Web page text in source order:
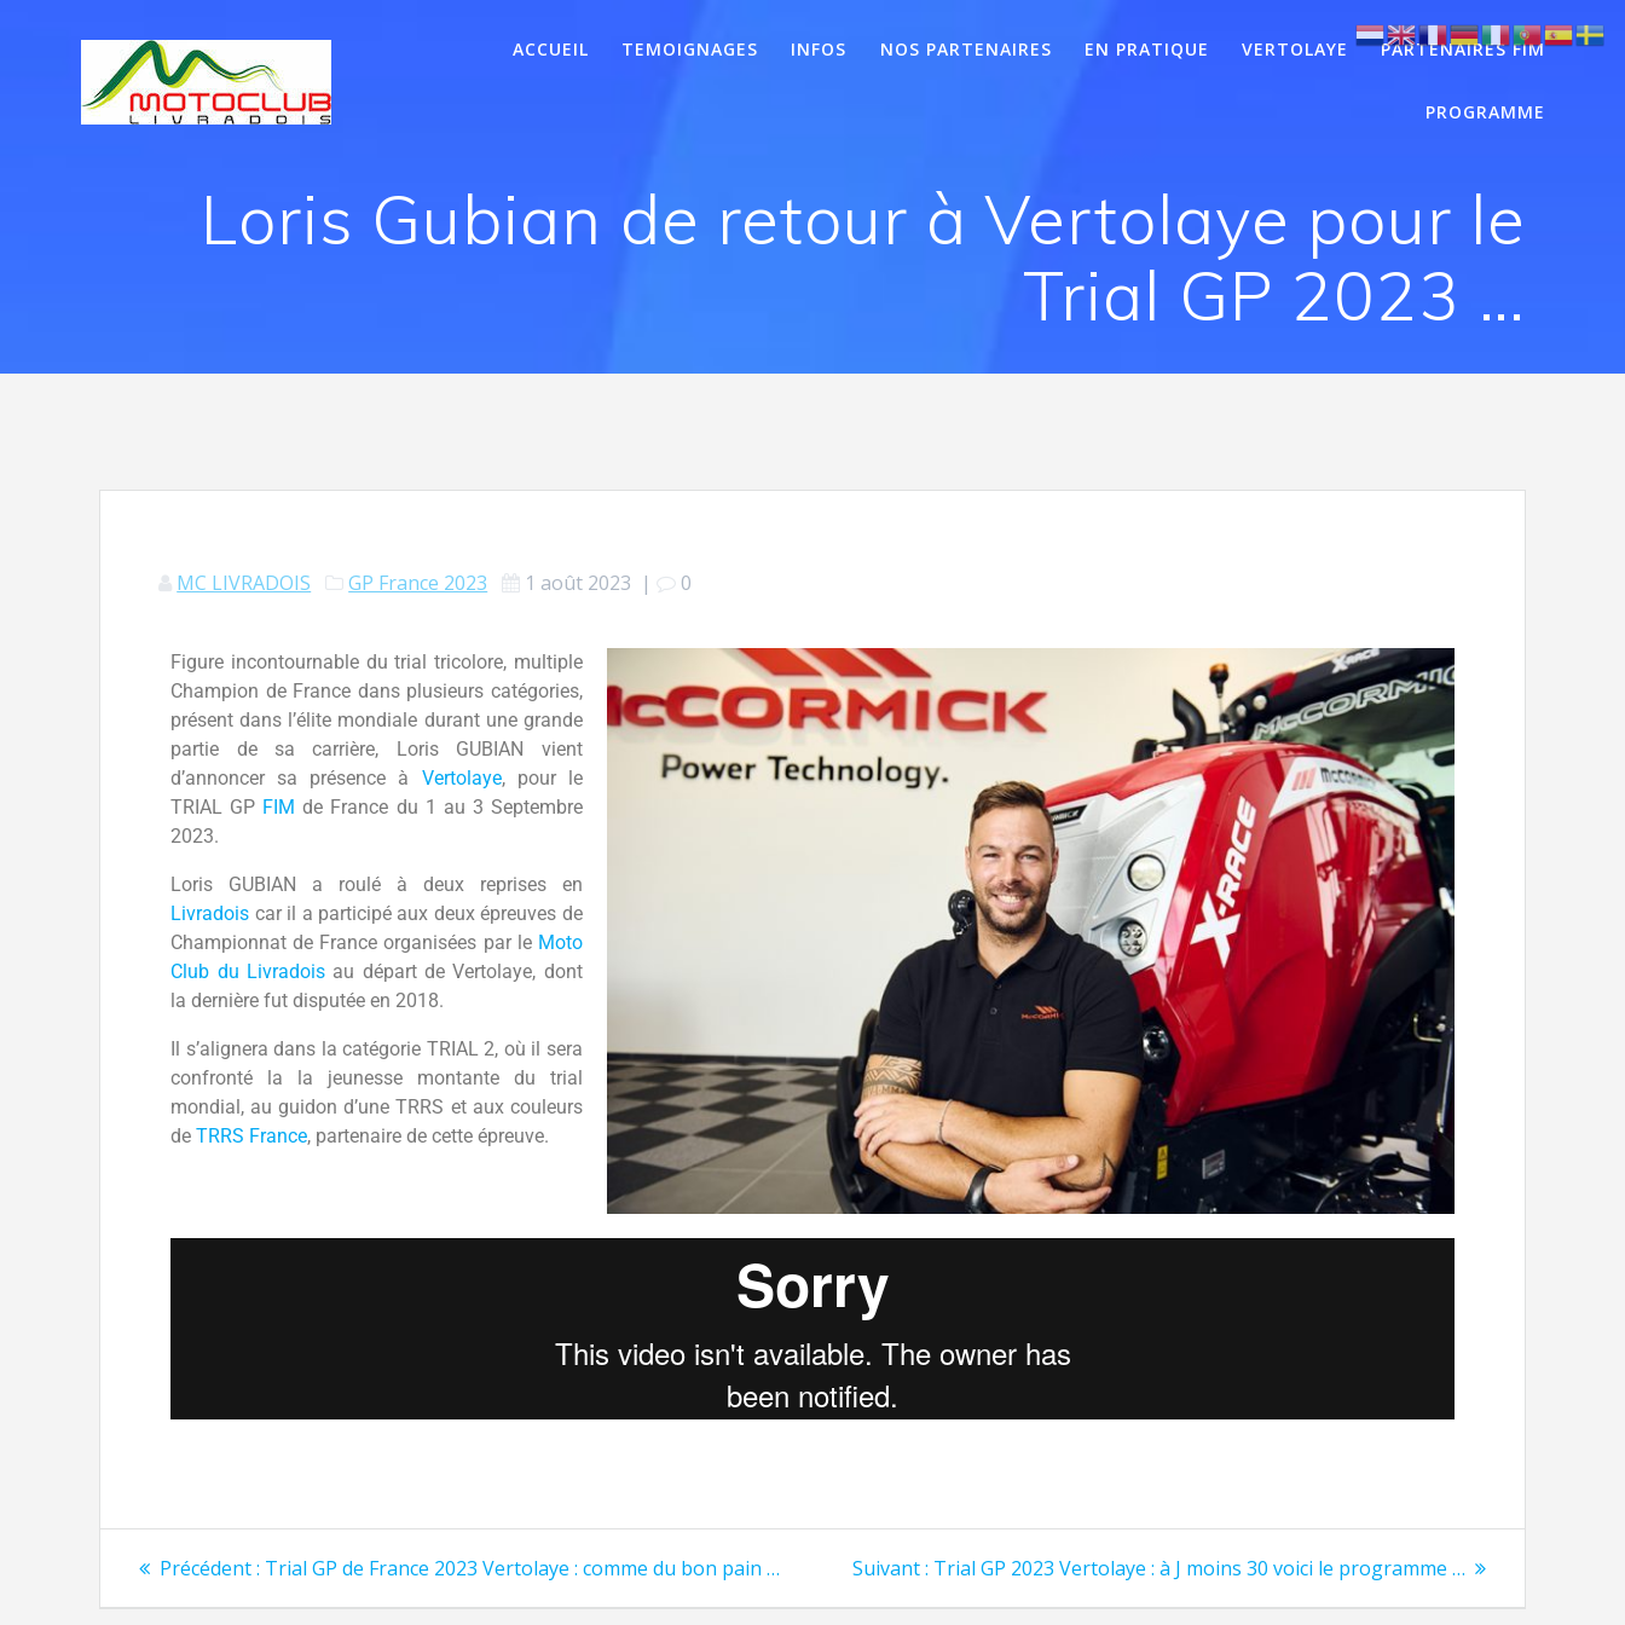
ACCUEIL TEMOIGNAGES INFOS NOS PARTENAIRES EN PRATIQUE VERTOLAYE PARTENAIRES FIM
PROGRAMME
Loris Gubian de retour à Vertolaye pour le
Trial GP 2023 …
MC LIVRADOIS GP France 2023 1 août 2023 | 0
Figure incontournable du trial tricolore, multiple
Champion de France dans plusieurs catégories,
présent dans l’élite mondiale durant une grande
partie de sa carrière, Loris GUBIAN vient
d’annoncer sa présence à Vertolaye, pour le
TRIAL GP FIM de France du 1 au 3 Septembre
2023.
Loris GUBIAN a roulé à deux reprises en
Livradois car il a participé aux deux épreuves de
Championnat de France organisées par le Moto
Club du Livradoisau départ de Vertolaye, dont
la dernière fut disputée en 2018.
Il s’alignera dans la catégorie TRIAL 2, où il sera
confronté la la jeunesse montante du trial
mondial, au guidon d’une TRRS et aux couleurs
deTRRS France, partenaire de cette épreuve.
Précédent : Trial GP de France 2023 Vertolaye : comme du bon pain … Suivant : Trial GP 2023 Vertolaye : à J moins 30 voici le programme …